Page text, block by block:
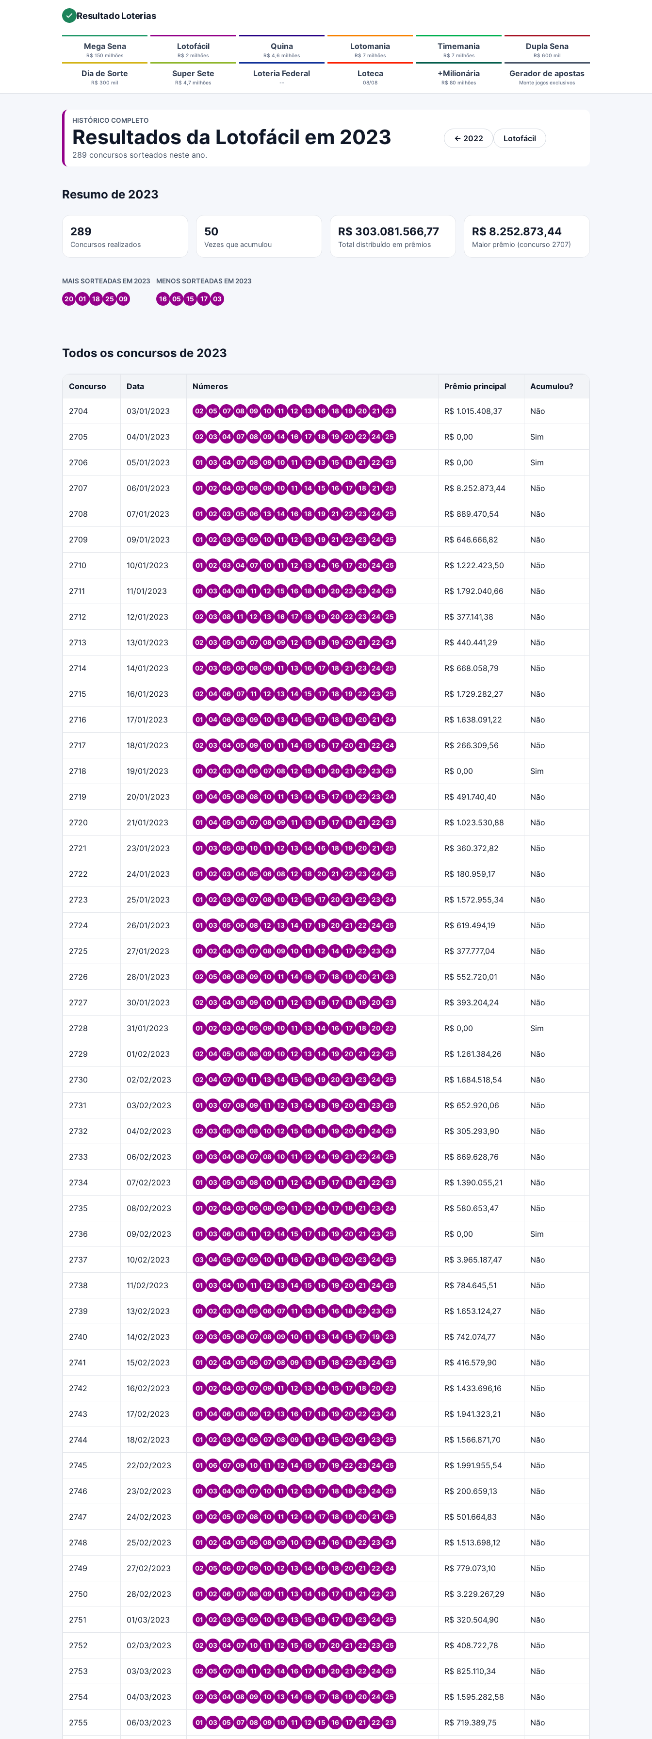
Resultado Loterias
Mega Sena
R$ 150 milhões
Lotofácil
R$ 2 milhões
Quina
R$ 4,6 milhões
Lotomania
R$ 7 milhões
Timemania
R$ 7 milhões
Dupla Sena
R$ 600 mil
Dia de Sorte
R$ 300 mil
Super Sete
R$ 4,7 milhões
Loteria Federal
--
Loteca
08/08
+Milionária
R$ 80 milhões
Gerador de apostas
Monte jogos exclusivos
HISTÓRICO COMPLETO
Resultados da Lotofácil em 2023
289 concursos sorteados neste ano.
← 2022 Lotofácil
Resumo de 2023
289
Concursos realizados
50
Vezes que acumulou
R$ 303.081.566,77
Total distribuído em prêmios
R$ 8.252.873,44
Maior prêmio (concurso 2707)
MAIS SORTEADAS EM 2023
20 01 18 25 09
MENOS SORTEADAS EM 2023
16 05 15 17 03
Todos os concursos de 2023
Concurso Data Números Prêmio principal Acumulou?
2704 03/01/2023 02 05 07 08 09 10 11 12 13 16 18 19 20 21 23 R$ 1.015.408,37 Não
2705 04/01/2023 02 03 04 07 08 09 14 16 17 18 19 20 22 24 25 R$ 0,00 Sim
2706 05/01/2023 01 03 04 07 08 09 10 11 12 13 15 18 21 22 25 R$ 0,00 Sim
2707 06/01/2023 01 02 04 05 08 09 10 11 14 15 16 17 18 21 25 R$ 8.252.873,44 Não
2708 07/01/2023 01 02 03 05 06 13 14 16 18 19 21 22 23 24 25 R$ 889.470,54 Não
2709 09/01/2023 01 02 03 05 09 10 11 12 13 19 21 22 23 24 25 R$ 646.666,82 Não
2710 10/01/2023 01 02 03 04 07 10 11 12 13 14 16 17 20 24 25 R$ 1.222.423,50 Não
2711 11/01/2023 01 03 04 08 11 12 15 16 18 19 20 22 23 24 25 R$ 1.792.040,66 Não
2712 12/01/2023 02 03 08 11 12 13 16 17 18 19 20 22 23 24 25 R$ 377.141,38 Não
2713 13/01/2023 02 03 05 06 07 08 09 12 15 18 19 20 21 22 24 R$ 440.441,29 Não
2714 14/01/2023 02 03 05 06 08 09 11 13 16 17 18 21 23 24 25 R$ 668.058,79 Não
2715 16/01/2023 02 04 06 07 11 12 13 14 15 17 18 19 22 23 25 R$ 1.729.282,27 Não
2716 17/01/2023 01 04 06 08 09 10 13 14 15 17 18 19 20 21 24 R$ 1.638.091,22 Não
2717 18/01/2023 02 03 04 05 09 10 11 14 15 16 17 20 21 22 24 R$ 266.309,56 Não
2718 19/01/2023 01 02 03 04 06 07 08 12 15 19 20 21 22 23 25 R$ 0,00 Sim
2719 20/01/2023 01 04 05 06 08 10 11 13 14 15 17 19 22 23 24 R$ 491.740,40 Não
2720 21/01/2023 01 04 05 06 07 08 09 11 13 15 17 19 21 22 23 R$ 1.023.530,88 Não
2721 23/01/2023 01 03 05 08 10 11 12 13 14 16 18 19 20 21 25 R$ 360.372,82 Não
2722 24/01/2023 01 02 03 04 05 06 08 12 18 20 21 22 23 24 25 R$ 180.959,17 Não
2723 25/01/2023 01 02 03 06 07 08 10 12 15 17 20 21 22 23 24 R$ 1.572.955,34 Não
2724 26/01/2023 01 03 05 06 08 12 13 14 17 19 20 21 22 24 25 R$ 619.494,19 Não
2725 27/01/2023 01 02 04 05 07 08 09 10 11 12 14 17 22 23 24 R$ 377.777,04 Não
2726 28/01/2023 02 05 06 08 09 10 11 14 16 17 18 19 20 21 23 R$ 552.720,01 Não
2727 30/01/2023 02 03 04 08 09 10 11 12 13 16 17 18 19 20 23 R$ 393.204,24 Não
2728 31/01/2023 01 02 03 04 05 09 10 11 13 14 16 17 18 20 22 R$ 0,00 Sim
2729 01/02/2023 02 04 05 06 08 09 10 12 13 14 19 20 21 22 25 R$ 1.261.384,26 Não
2730 02/02/2023 02 04 07 10 11 13 14 15 16 19 20 21 23 24 25 R$ 1.684.518,54 Não
2731 03/02/2023 01 03 07 08 09 11 12 13 14 18 19 20 21 23 25 R$ 652.920,06 Não
2732 04/02/2023 02 03 05 06 08 10 12 15 16 18 19 20 21 24 25 R$ 305.293,90 Não
2733 06/02/2023 01 03 04 06 07 08 10 11 12 14 19 21 22 24 25 R$ 869.628,76 Não
2734 07/02/2023 01 03 05 06 08 10 11 12 14 15 17 18 21 22 23 R$ 1.390.055,21 Não
2735 08/02/2023 01 02 04 05 06 08 09 11 12 14 17 18 21 23 24 R$ 580.653,47 Não
2736 09/02/2023 01 03 06 08 11 12 14 15 17 18 19 20 21 23 25 R$ 0,00 Sim
2737 10/02/2023 03 04 05 07 09 10 11 16 17 18 19 20 23 24 25 R$ 3.965.187,47 Não
2738 11/02/2023 01 03 04 10 11 12 13 14 15 16 19 20 21 24 25 R$ 784.645,51 Não
2739 13/02/2023 01 02 03 04 05 06 07 11 13 15 16 18 22 23 25 R$ 1.653.124,27 Não
2740 14/02/2023 02 03 05 06 07 08 09 10 11 13 14 15 17 19 23 R$ 742.074,77 Não
2741 15/02/2023 01 02 04 05 06 07 08 09 13 15 18 22 23 24 25 R$ 416.579,90 Não
2742 16/02/2023 01 02 04 05 07 09 11 12 13 14 15 17 18 20 22 R$ 1.433.696,16 Não
2743 17/02/2023 01 04 06 08 09 12 13 16 17 18 19 20 22 23 24 R$ 1.941.323,21 Não
2744 18/02/2023 01 02 03 04 06 07 08 09 11 12 15 20 21 23 25 R$ 1.566.871,70 Não
2745 22/02/2023 01 06 07 09 10 11 12 14 15 17 19 22 23 24 25 R$ 1.991.955,54 Não
2746 23/02/2023 01 03 04 06 07 10 11 12 13 17 18 19 23 24 25 R$ 200.659,13 Não
2747 24/02/2023 01 02 05 07 08 10 11 12 14 17 18 19 20 21 25 R$ 501.664,83 Não
2748 25/02/2023 01 02 04 05 06 08 09 10 12 14 16 19 22 23 24 R$ 1.513.698,12 Não
2749 27/02/2023 02 05 06 07 09 10 12 13 14 16 18 20 21 22 24 R$ 779.073,10 Não
2750 28/02/2023 01 02 06 07 08 09 11 13 14 16 17 18 21 22 23 R$ 3.229.267,29 Não
2751 01/03/2023 01 02 03 05 09 10 12 13 15 16 17 19 23 24 25 R$ 320.504,90 Não
2752 02/03/2023 02 03 04 07 10 11 12 15 16 17 20 21 22 23 25 R$ 408.722,78 Não
2753 03/03/2023 02 05 07 08 11 12 14 16 17 18 20 21 22 24 25 R$ 825.110,34 Não
2754 04/03/2023 02 03 04 08 09 10 13 14 16 17 18 19 20 24 25 R$ 1.595.282,58 Não
2755 06/03/2023 01 03 05 07 08 09 10 11 12 15 16 17 21 22 23 R$ 719.389,75 Não